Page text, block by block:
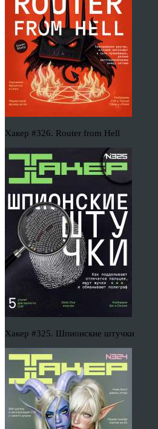
Хакер #326. Router from Hell
Хакер #325. Шпионские штучки